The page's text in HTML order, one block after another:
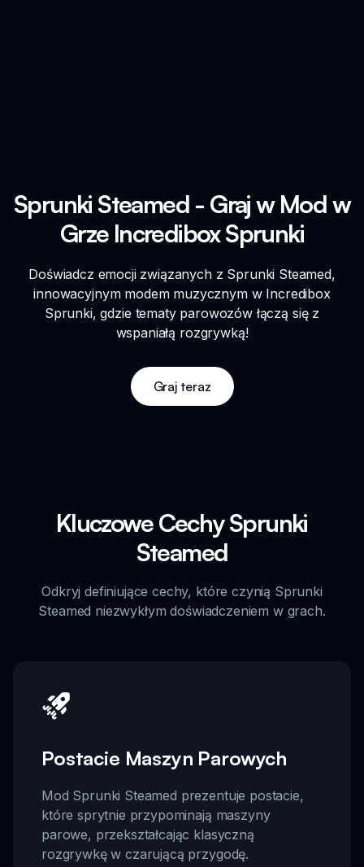
Sprunki Steamed - Graj w Mod w
Grze Incredibox Sprunki
Doświadcz emocji związanych z Sprunki Steamed,
innowacyjnym modem muzycznym w Incredibox
Sprunki, gdzie tematy parowozów łączą się z
wspaniałą rozgrywką!
Graj teraz
Kluczowe Cechy Sprunki
Steamed
Odkryj definiujące cechy, które czynią Sprunki
Steamed niezwykłym doświadczeniem w grach.
Postacie Maszyn Parowych
Mod Sprunki Steamed prezentuje postacie,
które sprytnie przypominają maszyny
parowe, przekształcając klasyczną
rozgrywkę w czarującą przygodę.